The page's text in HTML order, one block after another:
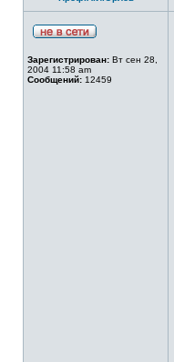
Зарегистрирован: Вт сен 28,
2004 11:58 am
Сообщений: 12459